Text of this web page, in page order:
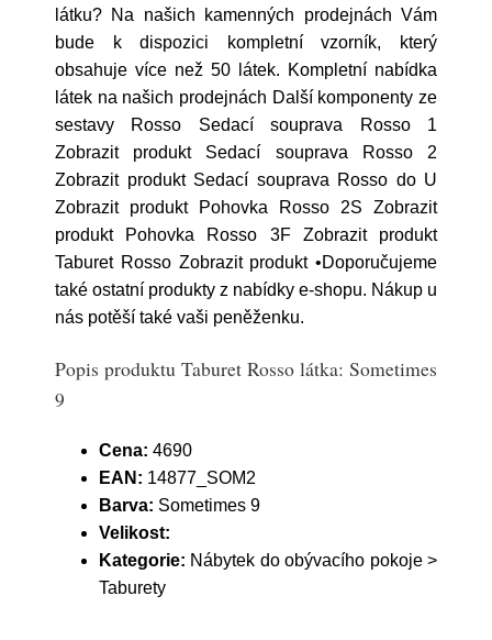
látku? Na našich kamenných prodejnách Vám
bude k dispozici kompletní vzorník, který
obsahuje více než 50 látek. Kompletní nabídka
látek na našich prodejnách Další komponenty ze
sestavy Rosso Sedací souprava Rosso 1
Zobrazit produkt Sedací souprava Rosso 2
Zobrazit produkt Sedací souprava Rosso do U
Zobrazit produkt Pohovka Rosso 2S Zobrazit
produkt Pohovka Rosso 3F Zobrazit produkt
Taburet Rosso Zobrazit produkt •Doporučujeme
také ostatní produkty z nabídky e-shopu. Nákup u
nás potěší také vaši peněženku.
Popis produktu Taburet Rosso látka: Sometimes
9
Cena: 4690
EAN: 14877_SOM2
Barva: Sometimes 9
Velikost:
Kategorie: Nábytek do obývacího pokoje >
Taburety